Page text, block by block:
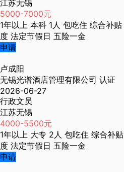
江苏无锡
5000-7000元
1年以上 本科 1人 包吃住 综合补贴
度 法定节假日 五险一金
申请
卢成阳
无锡光谱酒店管理有限公司 认证
2026-06-27
行政文员
江苏无锡
4000-5500元
1年以上 大专 2人 包吃住 综合补贴
度 法定节假日 五险一金
申请